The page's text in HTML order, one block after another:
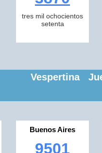
tres mil ochocientos
setenta
Vespertina
Buenos Aires
9501